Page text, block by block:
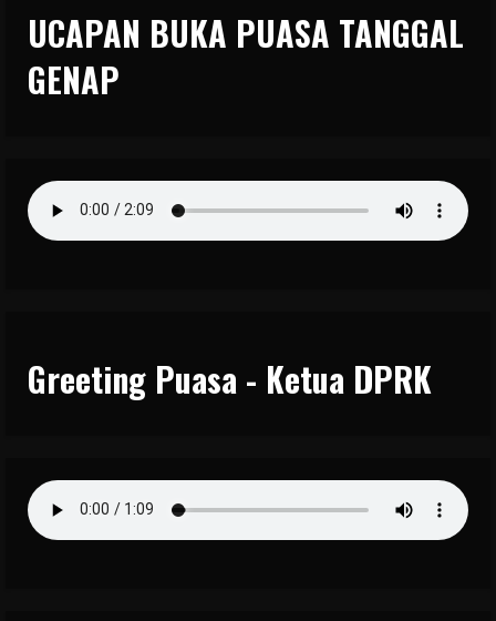
UCAPAN BUKA PUASA TANGGAL
GENAP
Greeting Puasa - Ketua DPRK